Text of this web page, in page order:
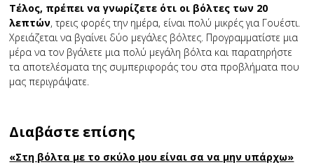
Τέλος, πρέπει να γνωρίζετε ότι οι βόλτες των 20
λεπτών, τρεις φορές την ημέρα, είναι πολύ μικρές για Γουέστι.
Χρειάζεται να βγαίνει δύο μεγάλες βόλτες. Προγραμματίστε μια
μέρα να τον βγάλετε μια πολύ μεγάλη βόλτα και παρατηρήστε
τα αποτελέσματα της συμπεριφοράς του στα προβλήματα που
μας περιγράψατε.
Διαβάστε επίσης
«Στη βόλτα με το σκύλο μου είναι σα να μην υπάρχω»